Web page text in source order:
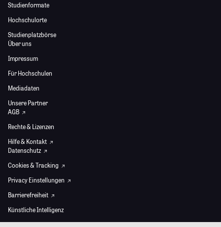
Studienformate
Hochschulorte
Studienplatzbörse
Über uns
Impressum
Für Hochschulen
Mediadaten
Unsere Partner
AGB
Rechte & Lizenzen
Hilfe & Kontakt
Datenschutz
Cookies & Tracking
Privacy Einstellungen
Barrierefreiheit
Künstliche Intelligenz